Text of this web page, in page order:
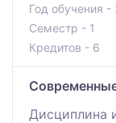
Год обучения -
Семестр - 1
Кредитов - 6
Дисциплина